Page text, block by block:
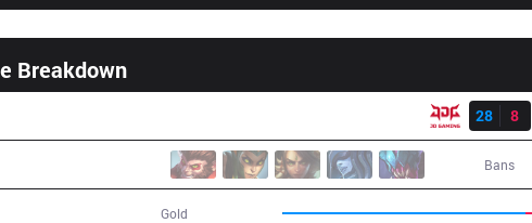
Breakdown
28
8
Bans
Gold